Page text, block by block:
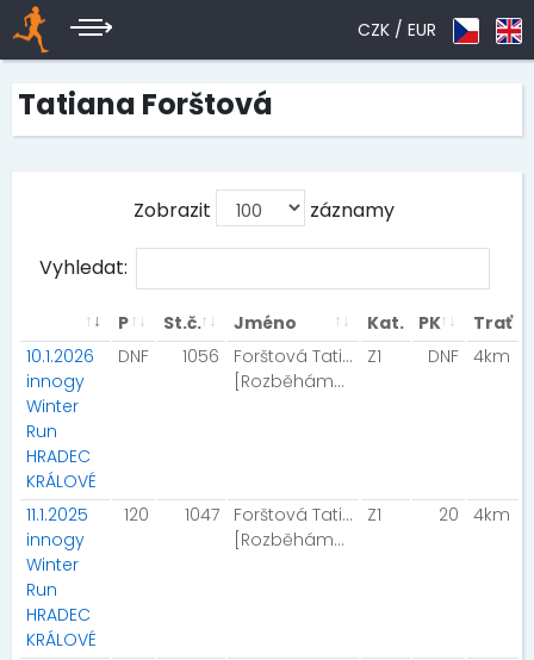
CZK / EUR
Tatiana Forštová
Zobrazit záznamy
Vyhledat:
P St.č. Jméno Kat. PK
Trať
10.1.2026
innogy
Winter
Run
HRADEC
KRÁLOVÉ
DNF 1056
Forštová Tatiana
[Rozběháme Pardubice]
Z1 DNF 4km
11.1.2025
innogy
Winter
Run
HRADEC
KRÁLOVÉ
120 1047
Forštová Tatiana
[Rozběháme Pardubice]
Z1 20 4km